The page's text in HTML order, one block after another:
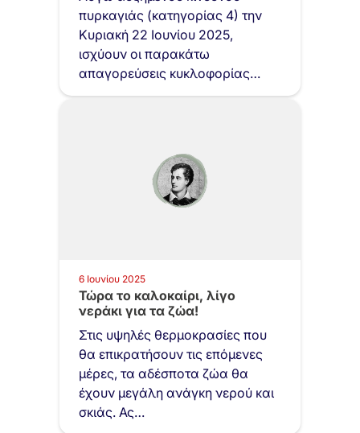
πυρκαγιάς (κατηγορίας 4) την
Κυριακή 22 Ιουνίου 2025,
ισχύουν οι παρακάτω
απαγορεύσεις κυκλοφορίας
στον Υμηττό και συγκεκριμένα:…
6 Ιουνίου 2025
Τώρα το καλοκαίρι, λίγο
νεράκι για τα ζώα!
Στις υψηλές θερμοκρασίες που
θα επικρατήσουν τις επόμενες
μέρες, τα αδέσποτα ζώα θα
έχουν μεγάλη ανάγκη νερού και
σκιάς. Ας…